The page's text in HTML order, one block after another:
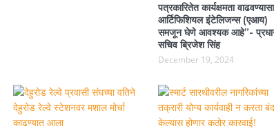
पत्रकारितेत कार्यक्षमता
आर्टिफिशियल इंटेलिजन्स (एआय)
समजून घेणे आवश्यक आहे”-
सचिव ब्रिजेश सिंह
December 19, 2024